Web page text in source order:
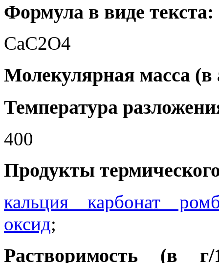
Формула в виде текста:
CaC2O4
Молекулярная масса (в
Температура
400
Продукты
кальция карбонат
оксид;
Растворимость (в